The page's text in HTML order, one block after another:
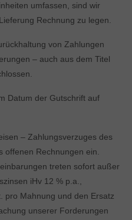
umfassen, sind wir
Rechnung zu legen.
von Zahlungen
– auch aus dem Titel
Datum der Gutschrift auf
– Zahlungsverzuges des
offenen Rechnungen ein.
treten sofort außer
iHv 12 % p.a.,
pro Mahnung und den Ersatz
unserer Forderungen